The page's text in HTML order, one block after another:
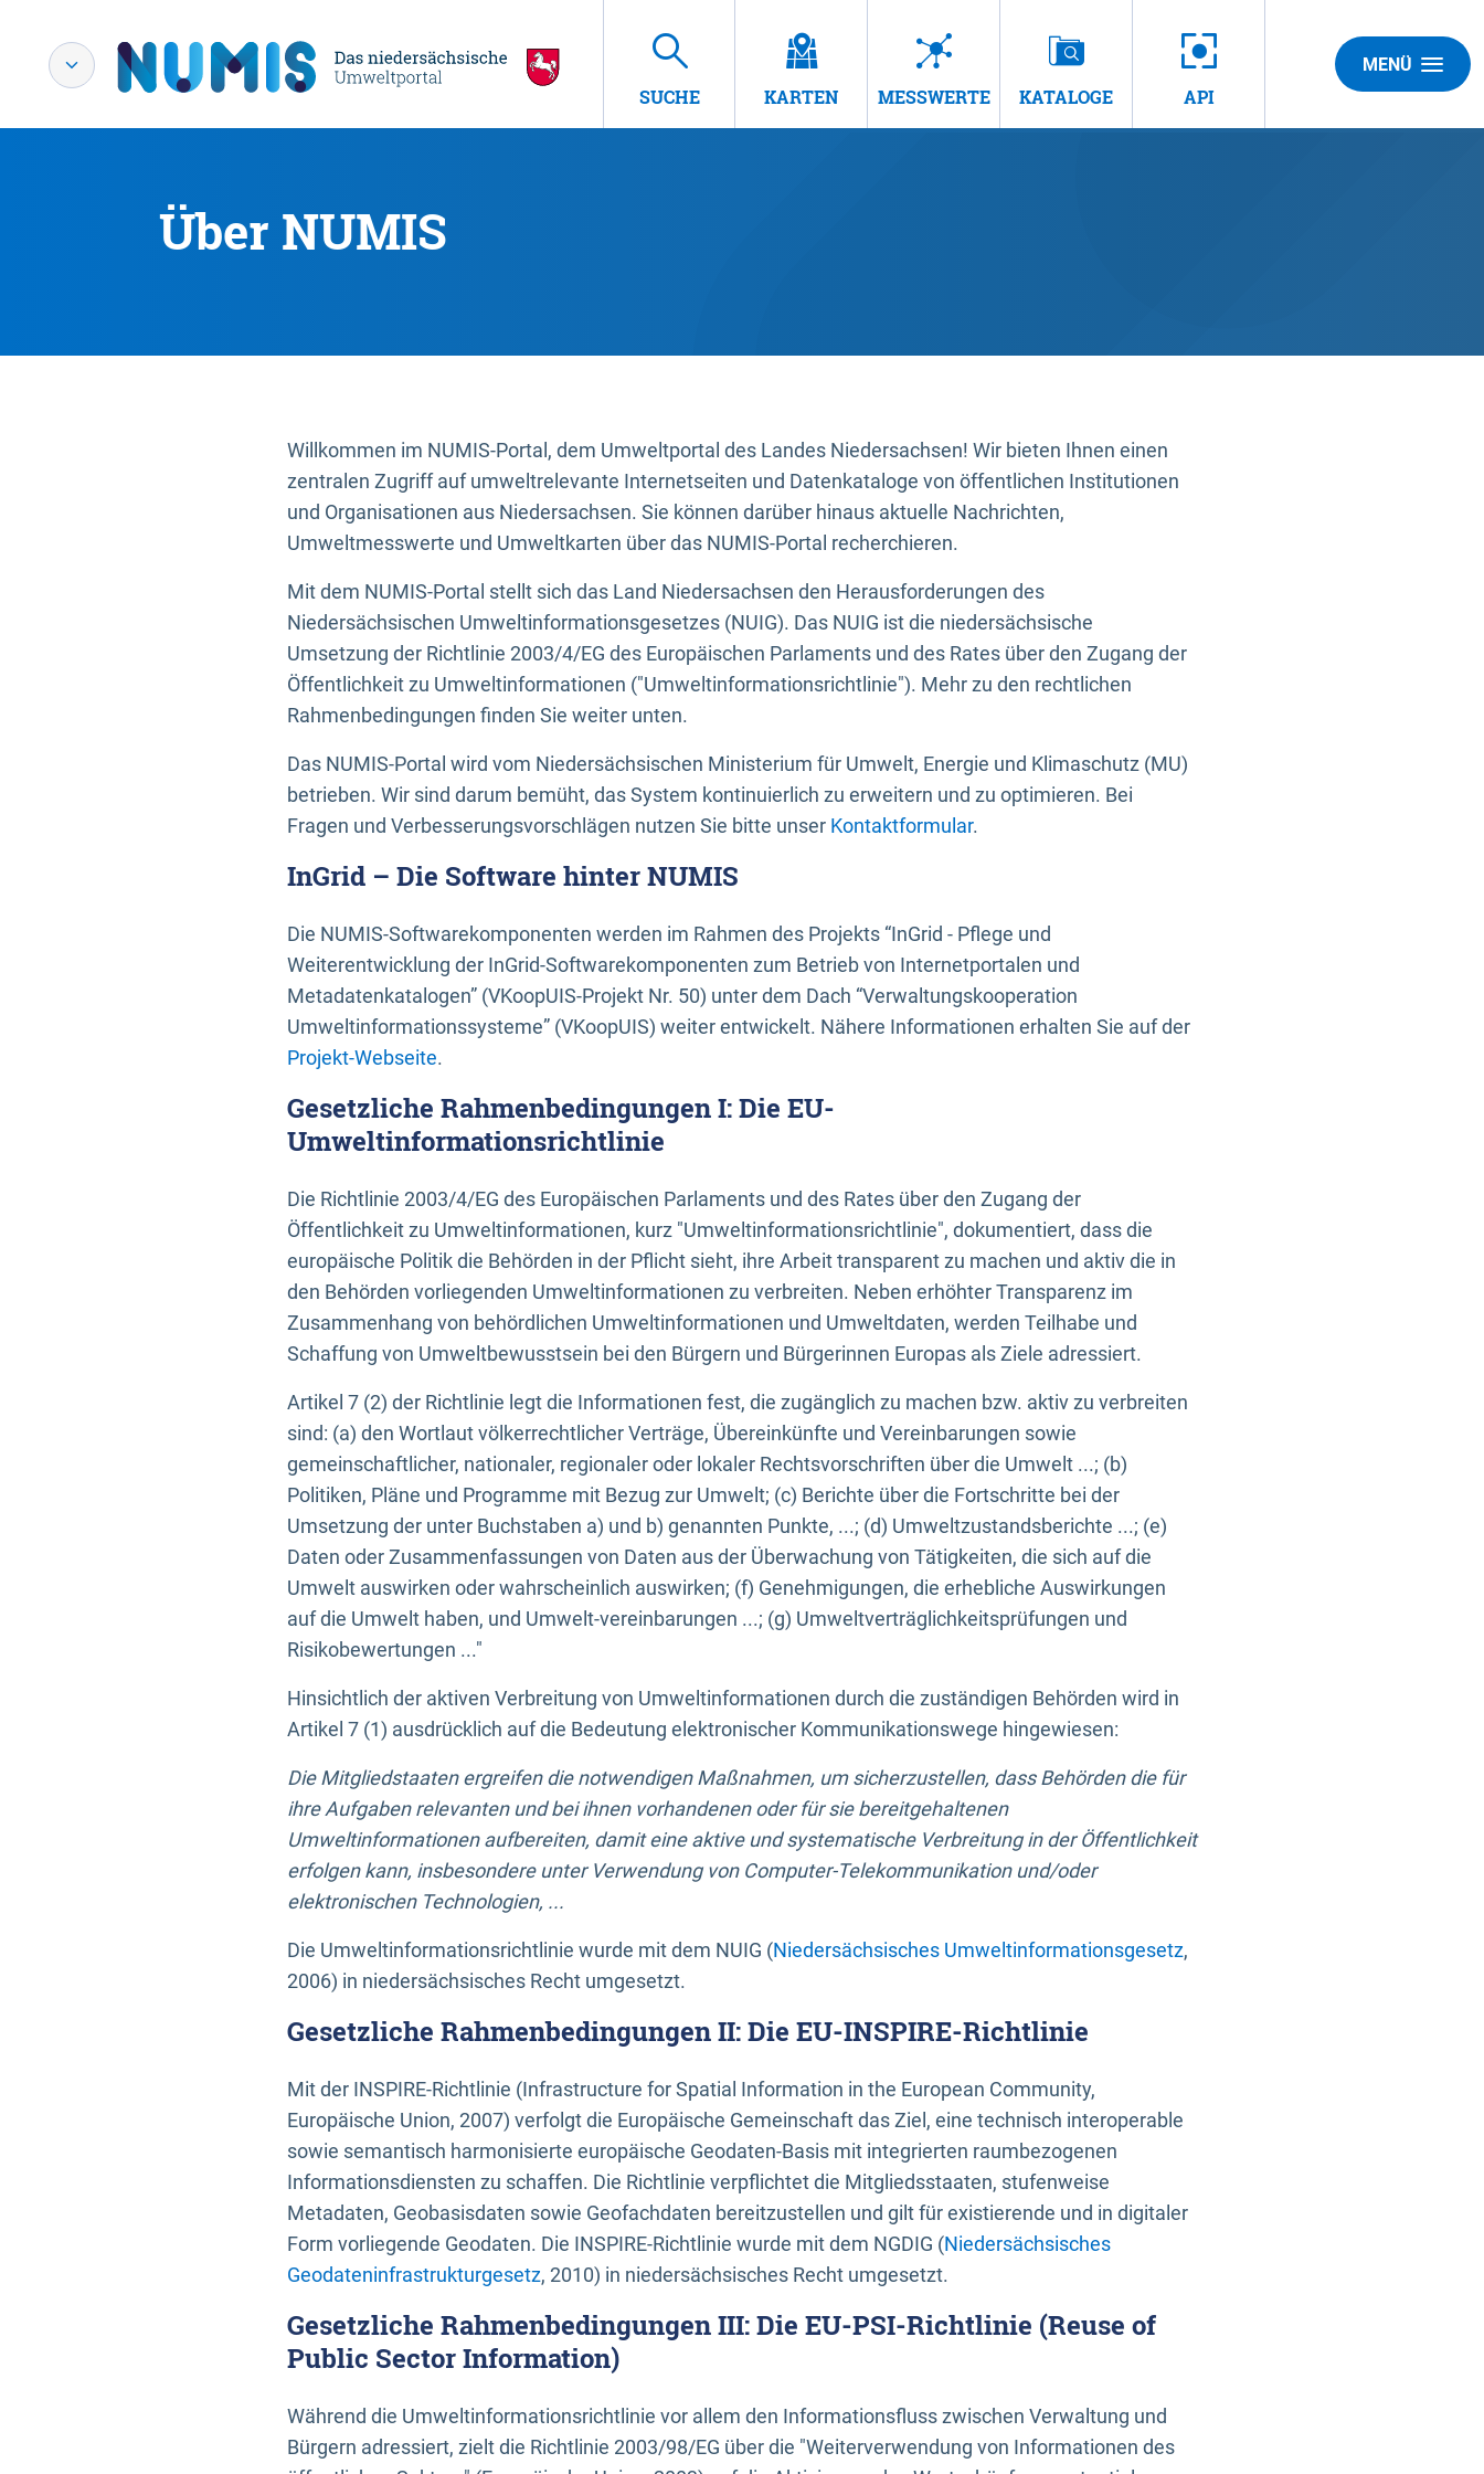
SUCHE KARTEN MESSWERTE KATALOGE API
MENÜ
Über NUMIS
Willkommen im NUMIS-Portal, dem Umweltportal des Landes Niedersachsen! Wir bieten Ihnen einen
zentralen Zugriff auf umweltrelevante Internetseiten und Datenkataloge von öffentlichen Institutionen
und Organisationen aus Niedersachsen. Sie können darüber hinaus aktuelle Nachrichten,
Umweltmesswerte und Umweltkarten über das NUMIS-Portal recherchieren.
Mit dem NUMIS-Portal stellt sich das Land Niedersachsen den Herausforderungen des
Niedersächsischen Umweltinformationsgesetzes (NUIG). Das NUIG ist die niedersächsische
Umsetzung der Richtlinie 2003/4/EG des Europäischen Parlaments und des Rates über den Zugang der
Öffentlichkeit zu Umweltinformationen ("Umweltinformationsrichtlinie"). Mehr zu den rechtlichen
Rahmenbedingungen finden Sie weiter unten.
Das NUMIS-Portal wird vom Niedersächsischen Ministerium für Umwelt, Energie und Klimaschutz (MU)
betrieben. Wir sind darum bemüht, das System kontinuierlich zu erweitern und zu optimieren. Bei
Fragen und Verbesserungsvorschlägen nutzen Sie bitte unser Kontaktformular.
InGrid – Die Software hinter NUMIS
Die NUMIS-Softwarekomponenten werden im Rahmen des Projekts “InGrid - Pflege und
Weiterentwicklung der InGrid-Softwarekomponenten zum Betrieb von Internetportalen und
Metadatenkatalogen” (VKoopUIS-Projekt Nr. 50) unter dem Dach “Verwaltungskooperation
Umweltinformationssysteme” (VKoopUIS) weiter entwickelt. Nähere Informationen erhalten Sie auf der
Projekt-Webseite.
Gesetzliche Rahmenbedingungen I: Die EU-
Umweltinformationsrichtlinie
Die Richtlinie 2003/4/EG des Europäischen Parlaments und des Rates über den Zugang der
Öffentlichkeit zu Umweltinformationen, kurz "Umweltinformationsrichtlinie", dokumentiert, dass die
europäische Politik die Behörden in der Pflicht sieht, ihre Arbeit transparent zu machen und aktiv die in
den Behörden vorliegenden Umweltinformationen zu verbreiten. Neben erhöhter Transparenz im
Zusammenhang von behördlichen Umweltinformationen und Umweltdaten, werden Teilhabe und
Schaffung von Umweltbewusstsein bei den Bürgern und Bürgerinnen Europas als Ziele adressiert.
Artikel 7 (2) der Richtlinie legt die Informationen fest, die zugänglich zu machen bzw. aktiv zu verbreiten
sind: (a) den Wortlaut völkerrechtlicher Verträge, Übereinkünfte und Vereinbarungen sowie
gemeinschaftlicher, nationaler, regionaler oder lokaler Rechtsvorschriften über die Umwelt ...; (b)
Politiken, Pläne und Programme mit Bezug zur Umwelt; (c) Berichte über die Fortschritte bei der
Umsetzung der unter Buchstaben a) und b) genannten Punkte, ...; (d) Umweltzustandsberichte ...; (e)
Daten oder Zusammenfassungen von Daten aus der Überwachung von Tätigkeiten, die sich auf die
Umwelt auswirken oder wahrscheinlich auswirken; (f) Genehmigungen, die erhebliche Auswirkungen
auf die Umwelt haben, und Umwelt-vereinbarungen ...; (g) Umweltverträglichkeitsprüfungen und
Risikobewertungen ..."
Hinsichtlich der aktiven Verbreitung von Umweltinformationen durch die zuständigen Behörden wird in
Artikel 7 (1) ausdrücklich auf die Bedeutung elektronischer Kommunikationswege hingewiesen:
Die Mitgliedstaaten ergreifen die notwendigen Maßnahmen, um sicherzustellen, dass Behörden die für
ihre Aufgaben relevanten und bei ihnen vorhandenen oder für sie bereitgehaltenen
Umweltinformationen aufbereiten, damit eine aktive und systematische Verbreitung in der Öffentlichkeit
erfolgen kann, insbesondere unter Verwendung von Computer-Telekommunikation und/oder
elektronischen Technologien, ...
Die Umweltinformationsrichtlinie wurde mit dem NUIG (Niedersächsisches Umweltinformationsgesetz,
2006) in niedersächsisches Recht umgesetzt.
Gesetzliche Rahmenbedingungen II: Die EU-INSPIRE-Richtlinie
Mit der INSPIRE-Richtlinie (Infrastructure for Spatial Information in the European Community,
Europäische Union, 2007) verfolgt die Europäische Gemeinschaft das Ziel, eine technisch interoperable
sowie semantisch harmonisierte europäische Geodaten-Basis mit integrierten raumbezogenen
Informationsdiensten zu schaffen. Die Richtlinie verpflichtet die Mitgliedsstaaten, stufenweise
Metadaten, Geobasisdaten sowie Geofachdaten bereitzustellen und gilt für existierende und in digitaler
Form vorliegende Geodaten. Die INSPIRE-Richtlinie wurde mit dem NGDIG (Niedersächsisches
Geodateninfrastrukturgesetz, 2010) in niedersächsisches Recht umgesetzt.
Gesetzliche Rahmenbedingungen III: Die EU-PSI-Richtlinie (Reuse of
Public Sector Information)
Während die Umweltinformationsrichtlinie vor allem den Informationsfluss zwischen Verwaltung und
Bürgern adressiert, zielt die Richtlinie 2003/98/EG über die "Weiterverwendung von Informationen des